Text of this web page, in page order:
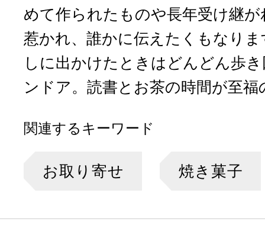
めて作られたものや長年受け継
惹かれ、誰かに伝えたくもなり
しに出かけたときはどんどん歩
ンドア。読書とお茶の時間が至
関連するキーワード
お取り寄せ 焼き菓子